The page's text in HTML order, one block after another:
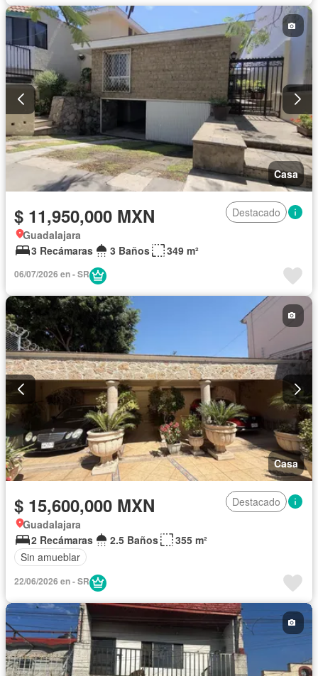
Casa
$ 11,950,000 MXN
Destacado
Guadalajara
3 Recámaras
3 Baños 349 m²
06/07/2026 en - SR
Casa
$ 15,600,000 MXN
Destacado
Guadalajara
2 Recámaras
2.5 Baños
355 m²
Sin amueblar
22/06/2026 en - SR